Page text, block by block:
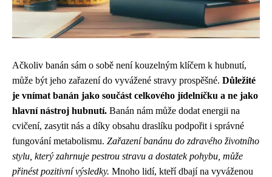
Ačkoliv banán sám o sobě není kouzelným klíčem k hubnutí,
může být jeho zařazení do vyvážené stravy prospěšné. Důležité
je vnímat banán jako součást celkového jídelníčku a ne jako
hlavní nástroj hubnutí. Banán nám může dodat energii na
cvičení, zasytit nás a díky obsahu draslíku podpořit i správné
fungování metabolismu. Zařazení banánu do zdravého životního
stylu, který zahrnuje pestrou stravu a dostatek pohybu, může
přinést pozitivní výsledky. Mnoho lidí, kteří dbají na vyváženou